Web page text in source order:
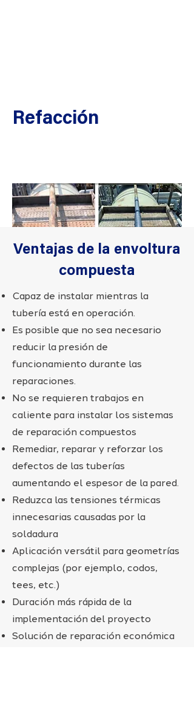
Refacción
Ventajas de la envoltura
compuesta
Capaz de instalar mientras la
tubería está en operación.
Es posible que no sea necesario
reducir la presión de
funcionamiento durante las
reparaciones.
No se requieren trabajos en
caliente para instalar los sistemas
de reparación compuestos
Remediar, reparar y reforzar los
defectos de las tuberías
aumentando el espesor de la pared.
Reduzca las tensiones térmicas
innecesarias causadas por la
soldadura
Aplicación versátil para geometrías
complejas (por ejemplo, codos,
tees, etc.)​
Duración más rápida de la
implementación del proyecto
Solución de reparación económica